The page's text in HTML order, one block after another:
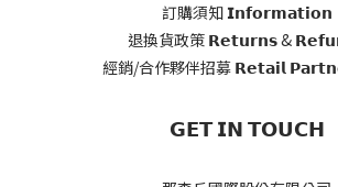
訂購須知 𝗜𝗻𝗳𝗼𝗿𝗺𝗮𝘁𝗶𝗼𝗻
退換貨政策 𝗥𝗲𝘁𝘂𝗿𝗻𝘀 &
經銷/合作夥伴招募 𝗥𝗲𝘁𝗮𝗶𝗹
𝗚𝗘𝗧 𝗜𝗡 𝗧𝗢𝗨𝗖𝗛